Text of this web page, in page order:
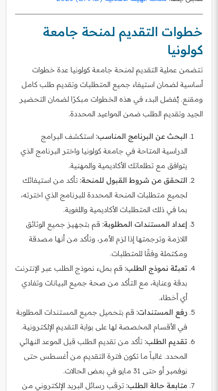
خطوات التقديم لمنحة جامعة
كولونيا
تتضمن عملية التقديم لمنحة جامعة كولونيا عدة خطوات
أساسية لضمان استيفاء جميع المتطلبات وتقديم طلب كامل
ومقنع. يُفضل البدء في هذه الخطوات مبكرًا لضمان التحضير
الجيد وتقديم الطلب ضمن المواعيد المحددة.
البحث عن البرنامج المناسب: استكشف البرامج
الدراسية المتاحة في جامعة كولونيا واختر البرنامج الذي
يتوافق مع تطلعاتك الأكاديمية والمهنية.
التحقق من شروط القبول للمنحة: تأكد من استيفائك
لجميع متطلبات المنحة المحددة للبرنامج الذي اخترته،
بما في ذلك المتطلبات الأكاديمية واللغوية.
إعداد المستندات المطلوبة: قم بتجهيز جميع الوثائق
اللازمة وترجمتها إذا لزم الأمر، وتأكد من أنها مصدقة
ومكتملة وفقًا للمتطلبات.
تعبئة نموذج الطلب: قم بملء نموذج الطلب عبر الإنترنت
بدقة وعناية، مع التأكد من صحة جميع البيانات وتفادي
أي أخطاء.
رفع المستندات: قم بتحميل جميع المستندات المطلوبة
في الأقسام المخصصة لها على بوابة التقديم الإلكترونية.
تقديم الطلب: تأكد من تقديم الطلب قبل الموعد النهائي
المحدد. غالباً ما تكون فترة التقديم من أغسطس حتى
نوفمبر أو حتى 31 مايو في بعض الحالات.
متابعة حالة الطلب: ترقب رسائل البريد الإلكتروني من